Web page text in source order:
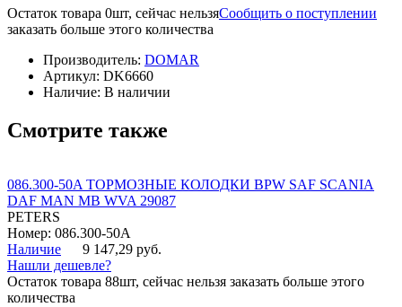
Сообщить о поступлении
Остаток товара 0шт, сейчас нельзя
заказать больше этого количества
Производитель: DOMAR
Артикул: DK6660
Наличие: В наличии
Смотрите также
086.300-50A ТОРМОЗНЫЕ КОЛОДКИ BPW SAF SCANIA
DAF MAN MB WVA 29087
PETERS
Номер: 086.300-50A
Наличие
9 147,29 руб.
Нашли дешевле?
Остаток товара 88шт, сейчас нельзя заказать больше этого
количества